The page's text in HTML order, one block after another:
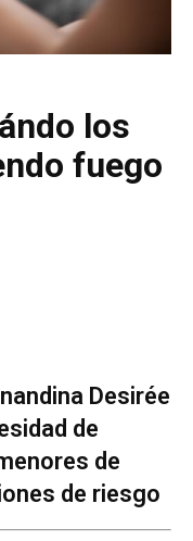
los
fuego
Desirée
de
de
de riesgo